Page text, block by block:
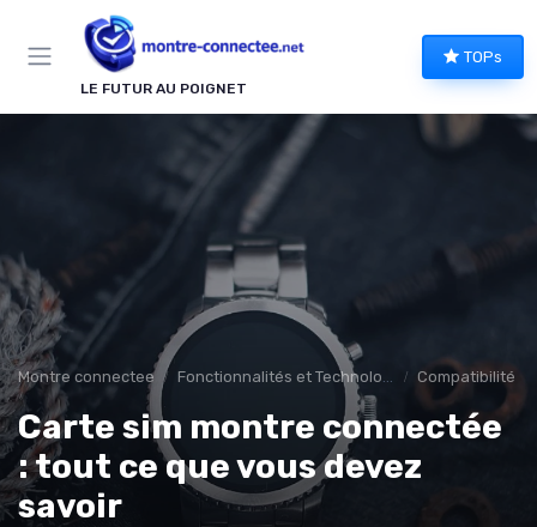
LE FUTUR AU POIGNET
TOPs
Montre connectee Fonctionnalités et Technologies Compatibilité
Carte sim montre connectée
: tout ce que vous devez
savoir
Panneau de gestion des cookies